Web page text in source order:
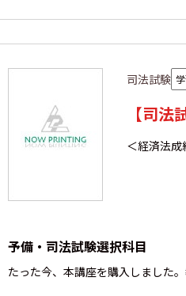
司法試験
【司
＜経済法成
予備・司法試験選択科目
たった今、本講座を購入しました